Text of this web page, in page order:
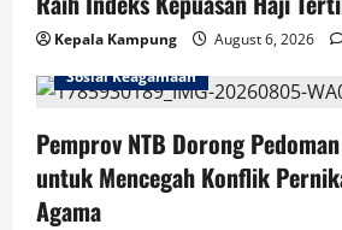
t
i
o
n
Kepala Kampung August 6, 2026
Sosial Keagamaan
Pemprov NTB Dorong
untuk Mencegah Konflik
Agama